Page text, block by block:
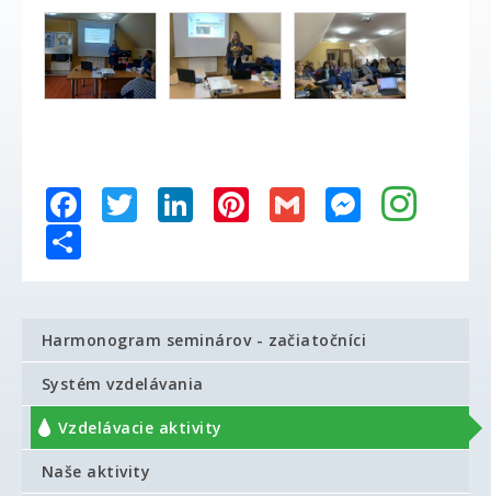
FacebookTwitterLinkedInPinterest
Gmail Messenger
Harmonogram seminárov - začiatočníci
Systém vzdelávania
Vzdelávacie aktivity
Naše aktivity